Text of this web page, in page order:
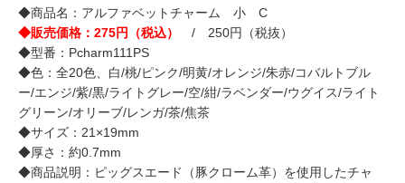
◆商品名：アルファベットチャーム 小 C
◆販売価格：275円（税込）
/ 250円（税抜）
◆型番：Pcharm111PS
◆色：全20色、白/桃/ピンク/明黄/オレンジ/朱赤/コバルトブル
ー/エンジ/紫/黒/ライトグレー/空/紺/ラベンダー/ウグイス/ライト
グリーン/オリーブ/レンガ/茶/焦茶
◆サイズ：21×19mm
◆厚さ：約0.7mm
◆商品説明：ピッグスエード（豚クローム革）を使用したチャ